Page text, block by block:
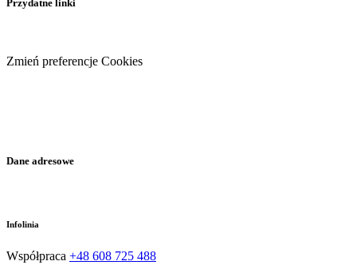
Przydatne linki
Zmień preferencje Cookies
Dane adresowe
Infolinia
Współpraca +48 608 725 488